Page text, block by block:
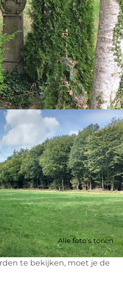
Alle foto's tonen
te bekijken, moet je de